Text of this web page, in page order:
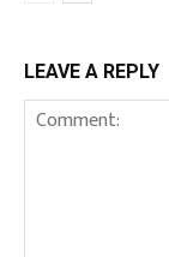
LEAVE A REPLY